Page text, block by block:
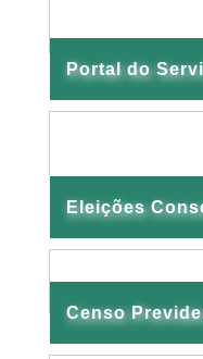
Portal do
Eleições
Censo